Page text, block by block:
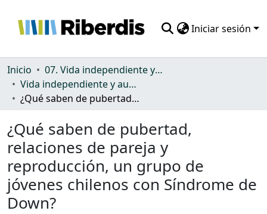
Iniciar sesión
Comunidades
Todo DSpace
Inicio
07. Vida independiente y autonomía personal
Vida independiente y autonomía personal
¿Qué saben de pubertad, relaciones de pareja y reproducción, un grupo de jóvenes chilenos con Síndrome de Down?
¿Qué saben de pubertad,
relaciones de pareja y
reproducción, un grupo de
jóvenes chilenos con Síndrome de
Down?